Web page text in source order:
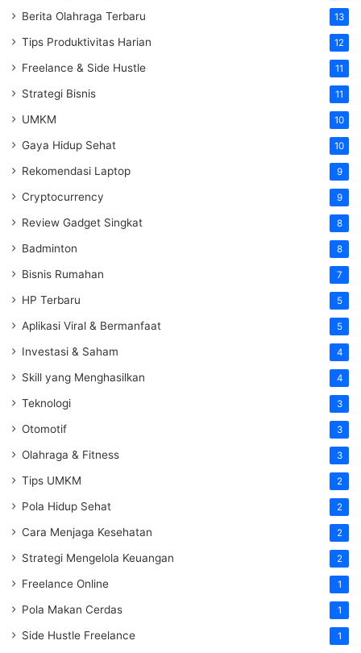
Berita Olahraga Terbaru 13
Tips Produktivitas Harian 12
Freelance & Side Hustle 11
Strategi Bisnis 11
UMKM 10
Gaya Hidup Sehat 10
Rekomendasi Laptop 9
Cryptocurrency 9
Review Gadget Singkat 8
Badminton 8
Bisnis Rumahan 7
HP Terbaru 5
Aplikasi Viral & Bermanfaat 5
Investasi & Saham 4
Skill yang Menghasilkan 4
Teknologi 3
Otomotif 3
Olahraga & Fitness 3
Tips UMKM 2
Pola Hidup Sehat 2
Cara Menjaga Kesehatan 2
Strategi Mengelola Keuangan 2
Freelance Online 1
Pola Makan Cerdas 1
Side Hustle Freelance 1